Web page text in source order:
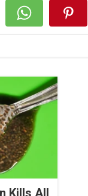
Kills All